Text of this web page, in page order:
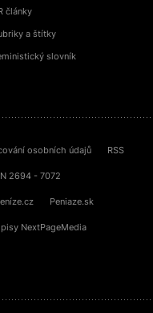
články
a štítky
slovník
osobních údajů RSS
2694 - 7072
Peniaze.sk
NextPageMedia